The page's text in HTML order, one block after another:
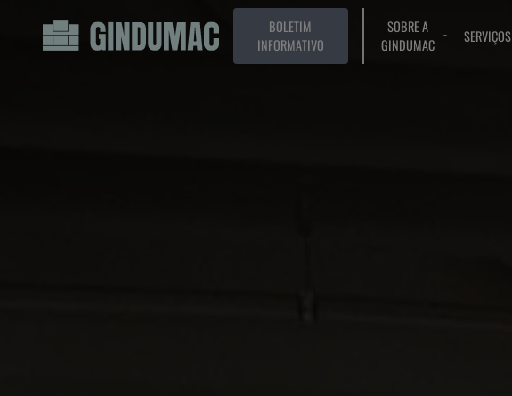
BOLETIM
INFORMATIVO
SOBRE A
GINDUMAC
SERVIÇOS